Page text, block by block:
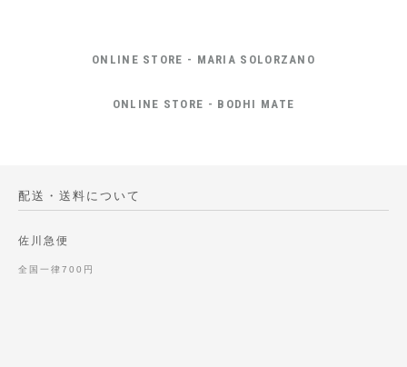
ONLINE STORE - MARIA SOLORZANO
ONLINE STORE - BODHI MATE
配送・送料について
佐川急便
全国一律700円